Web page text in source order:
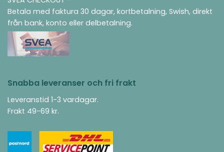
Betala med faktura 30 dagar, kortbetalning, Swish, direkt
från bank, konto eller delbetalning.
Snabba leveranser och fri frakt
Leveranstid 1-3 vardagar.
Frakt 49-69 kr.